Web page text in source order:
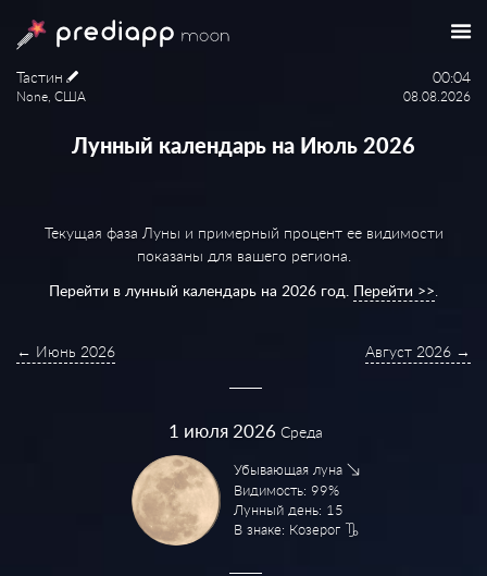
Тастин
None, США
00:04
08.08.2026
Лунный календарь на Июль 2026
Текущая фаза Луны и примерный процент ее видимости
показаны для вашего региона.
Перейти в лунный календарь на 2026 год. Перейти >>.
← Июнь 2026 Август 2026 →
1 июля 2026 Среда
Убывающая луна
Видимость: 99%
Лунный день: 15
В знаке: Козерог